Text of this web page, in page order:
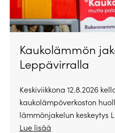
Kaukolämmön
Leppävirralla
Keskiviikkona 12.8.2026
kaukolämpöverkoston
lämmönjakelun keskeytys
Lue lisää